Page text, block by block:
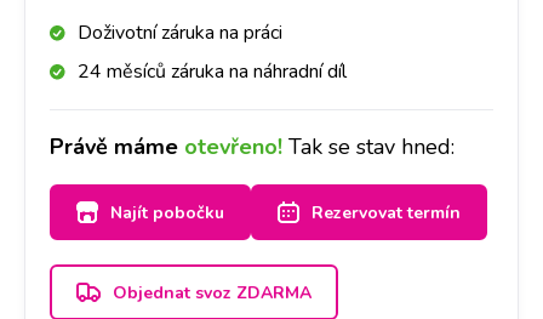
přesně určit, co danou závadu způsobuje. Následně,
po jejím provedení, se s Vámi spojíme a domluvíme
se ohledně dalšího postupu opravy. Bez Vašeho
diagnostice záleží také na míře poškození Vašeho
Xiaomi, časově cca na 1-3 dny.
Doživotní záruka na práci
24 měsíců záruka na náhradní díl
Právě máme otevřeno! Tak se stav hned:
Najít pobočku Rezervovat termín
Objednat svoz ZDARMA